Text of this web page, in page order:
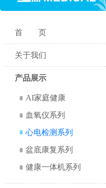
首页
关于我们
产品展示
AI家庭健康
血氧仪系列
心电检测系列
盆底康复系列
健康一体机系列